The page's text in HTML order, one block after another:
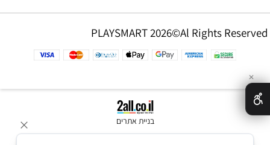
PLAYSMART 2026©Al Rights Reserved
בניית אתרים
✕